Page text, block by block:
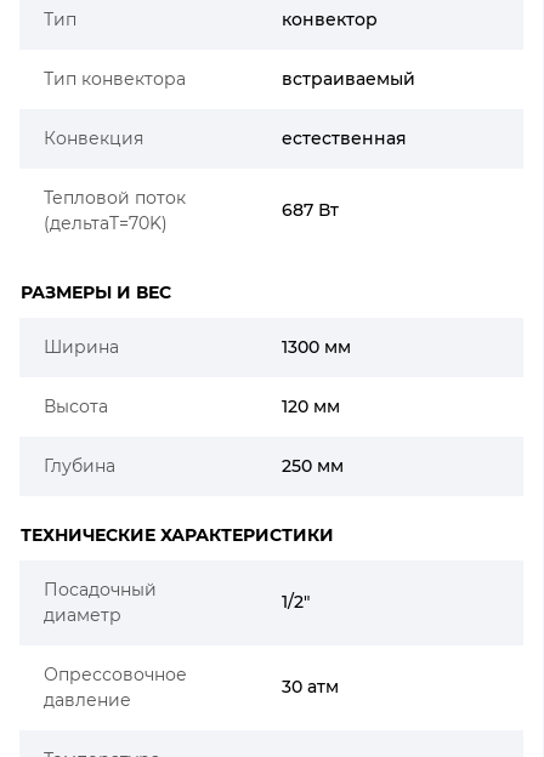
Тип конвектор
Тип конвектора встраиваемый
Конвекция естественная
Тепловой поток
(дельтаT=70K)
687 Вт
РАЗМЕРЫ И ВЕС
Ширина 1300 мм
Высота 120 мм
Глубина 250 мм
ТЕХНИЧЕСКИЕ ХАРАКТЕРИСТИКИ
Посадочный
диаметр
1/2"
Опрессовочное
давление
30 атм